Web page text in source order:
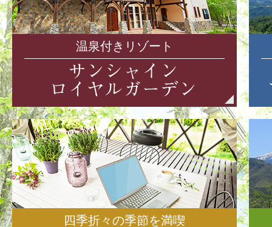
温泉付きリゾート
四季折々の季節を満喫